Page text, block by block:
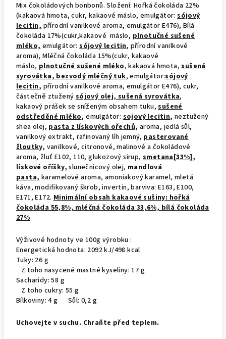
Mix čokoládových bonbonů. Složení: Hořká čokoláda 22%
(kakaová hmota, cukr, kakaové máslo, emulgátor: sójový
lecitin,přírodní vanilkové aroma, emulgátor E476), Bílá
čokoláda 17%(cukr,kakaové máslo, plnotučné sušené
mléko,emulgátor: sójový lecitin,přírodní vanilkové
aroma), Mléčná čokoláda 15%(cukr, kakaové
máslo, plnotučnésušené mléko, kakaová hmota, sušená
syrovátka,bezvodý mléčný tuk, emulgátor:sójový
lecitin, přírodní vanilkové aroma, emulgátor E476), cukr,
částečně ztuženýsójový olej, sušená syrovátka,
kakaový prášek se sníženým obsahem tuku, sušené
odstředěné mléko, emulgátor: sojový lecitin, neztužený
shea olej, pasta z lískových ořechů,aroma, jedlá sůl,
vanilkový extrakt, rafinovaný líh jemný, pasterované
žloutky, vanilkové, citronové, malinové a čokoládové
aroma, žluť E102, 110, glukozový sirup, smetana[33%],
lískové oříšky,slunečnicový olej, mandlová
pasta,karamelové aroma, amoniakový karamel, mletá
káva, modifikovaný škrob, invertin, barviva: E163, E100,
E171, E172. Minimální obsah kakaové sušiny: hořká
čokoláda 55,8%, mléčná čokoláda 33,6%, bílá čokoláda
27%
Výživové hodnoty ve 100g výrobku :
Energetická hodnota: 2092 kJ/498 kcal
Tuky: 26 g
Z toho nasycené mastné kyseliny: 17 g
Sacharidy: 58 g
Z toho cukry: 55 g
Bílkoviny: 4 g Sůl: 0,2 g
Uchovejte v suchu. Chraňte před teplem.